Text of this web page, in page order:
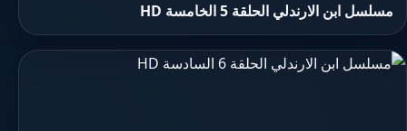
مسلسل ابن الارندلي الحلقة 5 الخامسة HD